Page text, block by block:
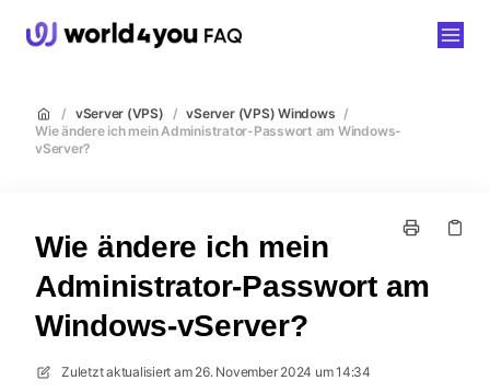
/ vServer (VPS) / vServer (VPS) Windows /
Wie ändere ich mein Administrator-Passwort am Windows-
vServer?
Wie ändere ich mein
Administrator-Passwort am
Windows-vServer?
Zuletzt aktualisiert am 26. November 2024 um 14:34